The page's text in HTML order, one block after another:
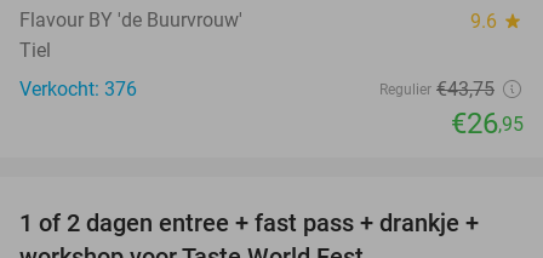
Flavour BY 'de Buurvrouw' 9.6 star
Tiel
Verkocht: 376
Regulier €43,75
€26,95
56%
1 of 2 dagen entree + fast pass + drankje +